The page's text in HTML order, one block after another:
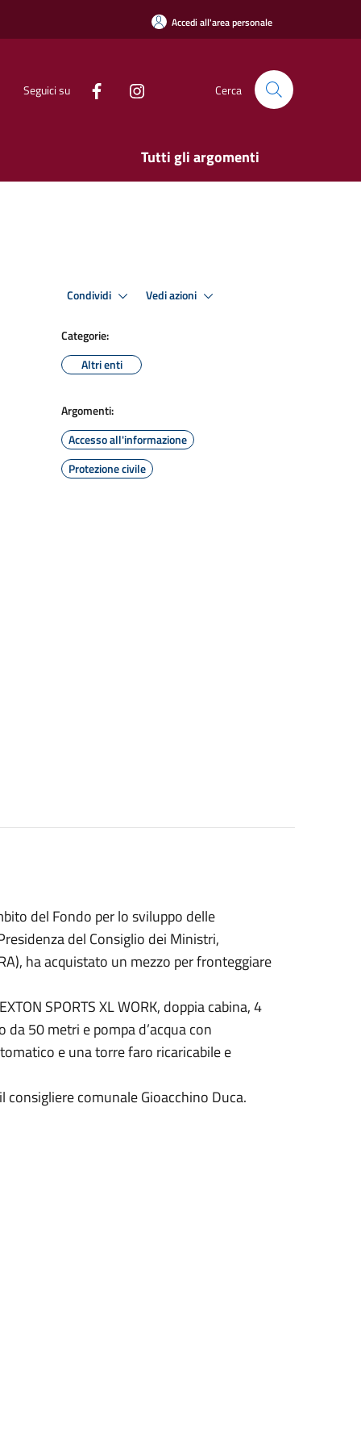
Accedi all'area personale
Seguici su Cerca
Tutti gli argomenti
Condividi Vedi azioni
Categorie:
Altri enti
Argomenti:
Accesso all'informazione
Protezione civile
del Fondo per lo sviluppo delle
del Consiglio dei Ministri,
ha acquistato un mezzo per fronteggiare
SPORTS XL WORK, doppia cabina, 4
50 metri e pompa d’acqua con
e una torre faro ricaricabile e
consigliere comunale Gioacchino Duca.